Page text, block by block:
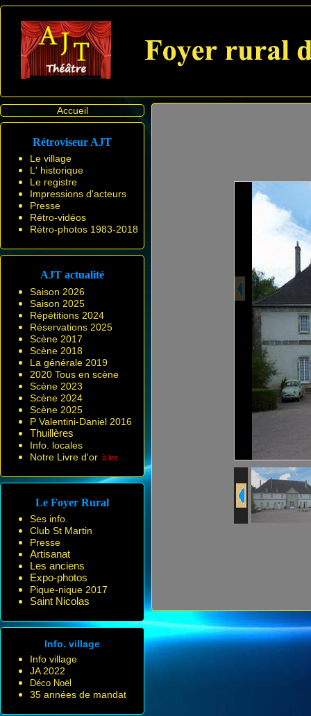
Accueil
Rétroviseur AJT
Le village
L' historique
Le registre
Impressions d'acteurs
Presse
Rétro-vidéos
Rétro-photos 1983-2018
AJT actualité
Saison 2026
Saison 2025
Répétitions 2024
Réservations 2025
Scène 2017
Scène 2018
La générale 2019
2020 Tous en scène
Scène 2023
Scène 2024
Scène 2025
P Valentini-Daniel 2016
Thuillères
Info. locales
Notre Livre d'or à lire...
Le Foyer Rural
Ses info.
Club St Martin
Presse
Artisanat
Les anciens
Expo-photos
Pique-nique 2017
Saint Nicolas
Info. village
Info village
JA 2022
Déco Noël
35 années de mandat